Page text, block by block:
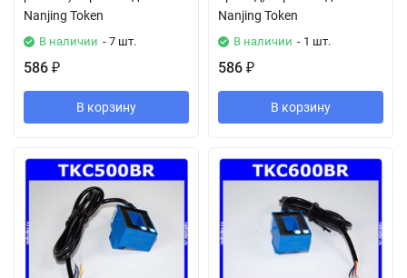
Nanjing Token
В наличии - 7 шт.
586 ₽
В корзину
Nanjing Token
В наличии - 1 шт.
586 ₽
В корзину